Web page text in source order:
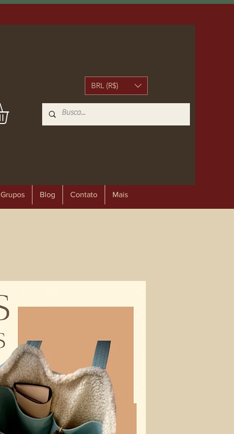
BRL (R$)
Grupos Blog Contato Mais